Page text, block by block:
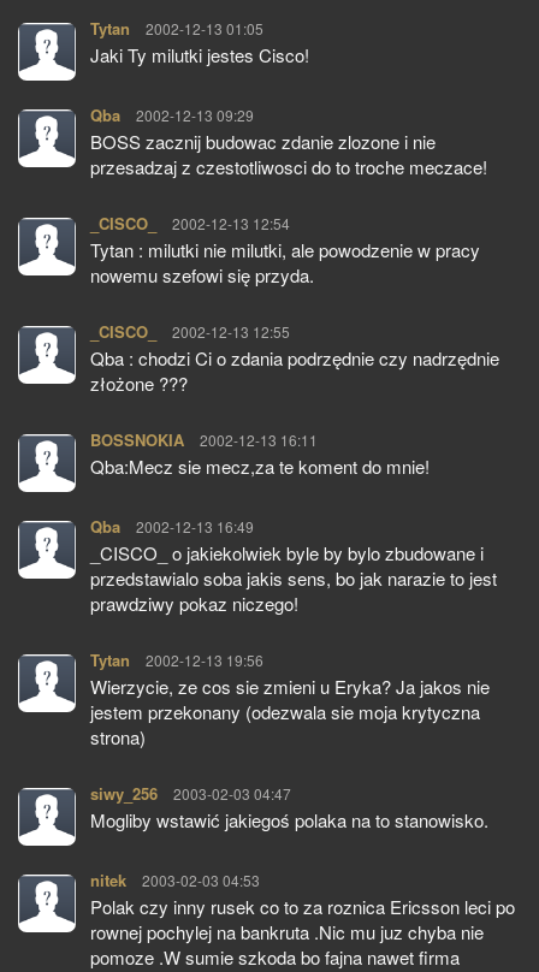
Tytan pisze:
2002-12-13 01:05
Jaki Ty milutki jestes Cisco!
Qba pisze:
2002-12-13 09:29
BOSS zacznij budowac zdanie zlozone i nie
przesadzaj z czestotliwosci do to troche meczace!
_CISCO_ pisze:
2002-12-13 12:54
Tytan : milutki nie milutki, ale powodzenie w pracy
nowemu szefowi się przyda.
_CISCO_ pisze:
2002-12-13 12:55
Qba : chodzi Ci o zdania podrzędnie czy nadrzędnie
złożone ???
BOSSNOKIA pisze:
2002-12-13 16:11
Qba:Mecz sie mecz,za te koment do mnie!
Qba pisze:
2002-12-13 16:49
_CISCO_ o jakiekolwiek byle by bylo zbudowane i
przedstawialo soba jakis sens, bo jak narazie to jest
prawdziwy pokaz niczego!
Tytan pisze:
2002-12-13 19:56
Wierzycie, ze cos sie zmieni u Eryka? Ja jakos nie
jestem przekonany (odezwala sie moja krytyczna
strona)
siwy_256 pisze:
2003-02-03 04:47
Mogliby wstawić jakiegoś polaka na to stanowisko.
nitek pisze:
2003-02-03 04:53
Polak czy inny rusek co to za roznica Ericsson leci po
rownej pochylej na bankruta .Nic mu juz chyba nie
pomoze .W sumie szkoda bo fajna nawet firma